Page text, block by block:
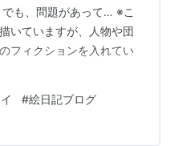
も、問題があって… ※こ
いていますが、人物や団
フィクションを入れてい
#絵日記ブログ